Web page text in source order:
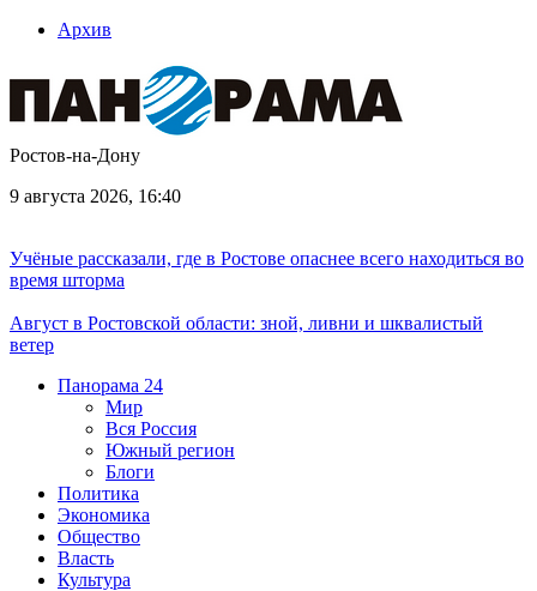
Архив
Ростов-на-Дону
9 августа 2026, 16:40
Учёные рассказали, где в Ростове опаснее всего находиться во
время шторма
Август в Ростовской области: зной, ливни и шквалистый
ветер
Панорама 24
Мир
Вся Россия
Южный регион
Блоги
Политика
Экономика
Общество
Власть
Культура